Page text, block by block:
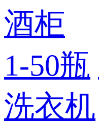
酒柜
1-50瓶
洗衣机